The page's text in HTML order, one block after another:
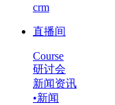
crm
直播间
Course
研讨会
新闻资讯
•新闻